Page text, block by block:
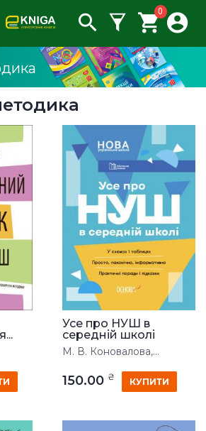
0
Усе про НУШ в
середній школі
М. В. Коновалова,...
150.00 ₴ КУПИТИ